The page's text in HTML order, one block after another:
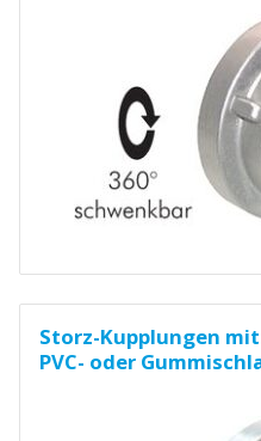
Storz-Kupplungen
PVC- oder